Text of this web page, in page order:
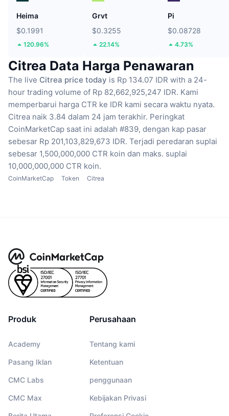
Heima
$0.1991
120.96%
Grvt
$0.3255
22.14%
Pi
$0.08728
4.73%
Citrea Data Harga Penawaran
The live Citrea price today is Rp 134.07 IDR with a 24-
hour trading volume of Rp 82,662,925,247 IDR. Kami
memperbarui harga CTR ke IDR kami secara waktu nyata.
Citrea naik 3.84 dalam 24 jam terakhir. Peringkat
CoinMarketCap saat ini adalah #839, dengan kap pasar
sebesar Rp 201,103,829,673 IDR. Terjadi peredaran suplai
sebesar 1,500,000,000 CTR koin dan maks. suplai
10,000,000,000 CTR koin.
CoinMarketCap Token Citrea
Produk
Academy
Pasang Iklan
CMC Labs
CMC Max
Perusahaan
Tentang kami
Ketentuan
penggunaan
Kebijakan Privasi